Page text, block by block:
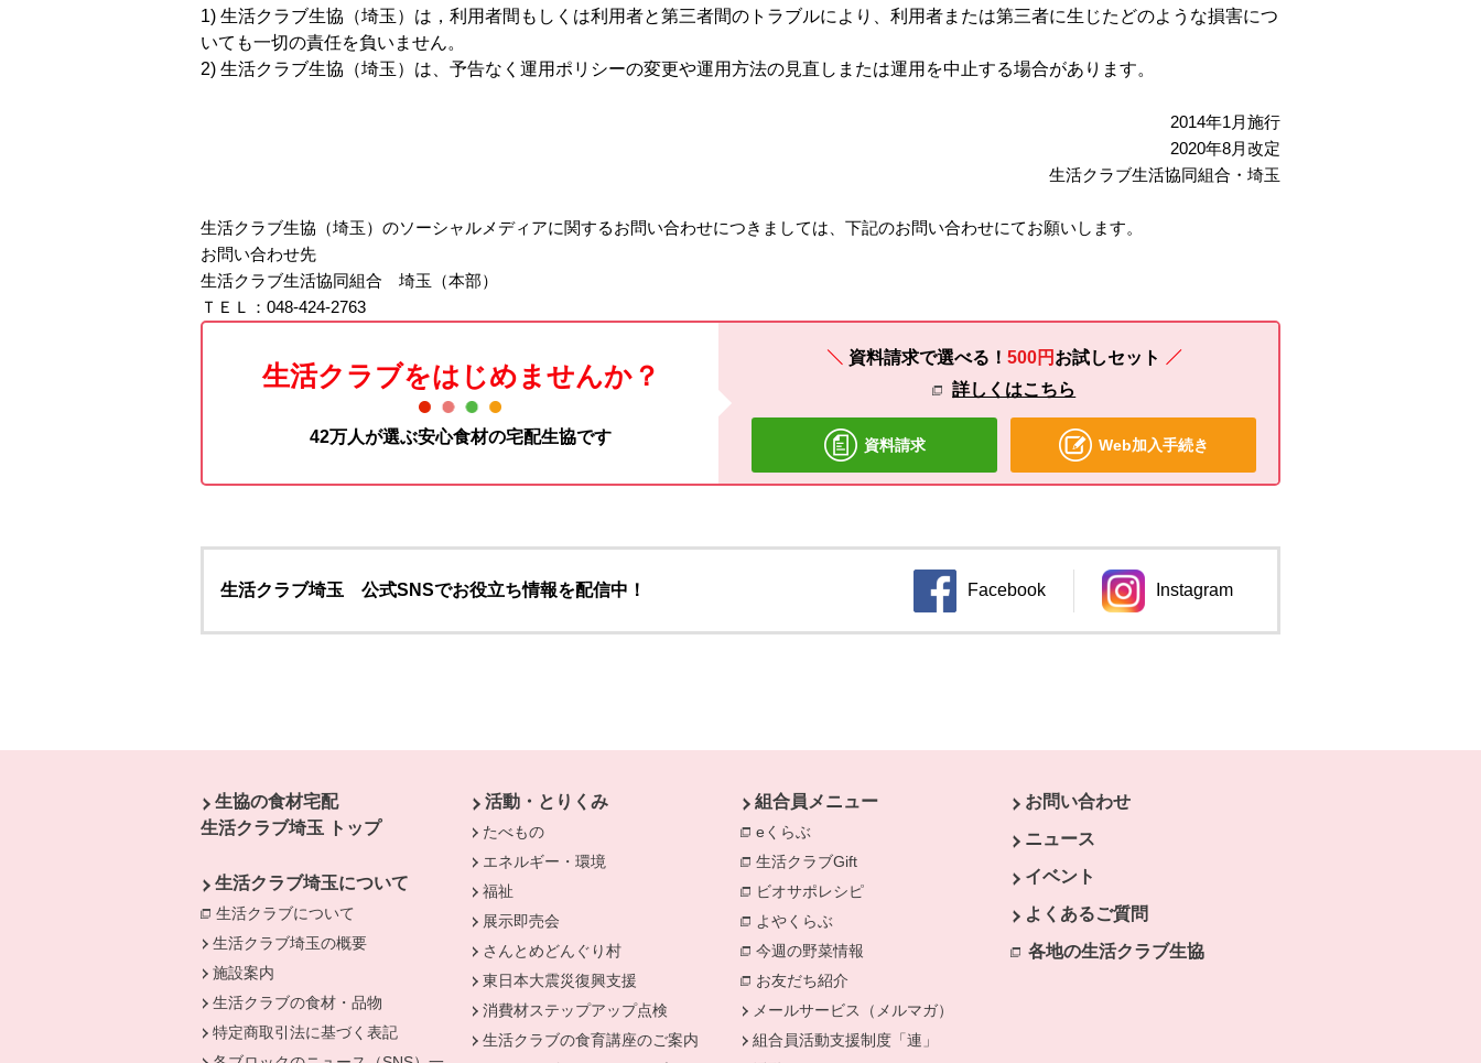
1) 生活クラブ生協（埼玉）は，利用者間もしくは利用者と第三者間のトラブルにより、利用者または第三者に生じたどのような損害につ
いても一切の責任を負いません。
2) 生活クラブ生協（埼玉）は、予告なく運用ポリシーの変更や運用方法の見直しまたは運用を中止する場合があります。
2014年1月施行
2020年8月改定
生活クラブ生活協同組合・埼玉
生活クラブ生協（埼玉）のソーシャルメディアに関するお問い合わせにつきましては、下記のお問い合わせにてお願いします。
お問い合わせ先
生活クラブ生活協同組合 埼玉（本部）
ＴＥＬ：048-424-2763
生活クラブをはじめませんか？
42万人が選ぶ安心食材の宅配生協です
資料請求で選べる！ 500円 お試しセット
詳しくはこちら
資料請求 Web加入手続き
生活クラブ埼玉 公式SNSでお役立ち情報を配信中！ Facebook
別のウィンドウで開きます。
Instagram
別のウィンドウで開きます。
生協の食材宅配
生活クラブ埼玉 トップ
生活クラブ埼玉について
生活クラブについて
別のウィンドウで開きます。
生活クラブ埼玉の概要
施設案内
生活クラブの食材・品物
特定商取引法に基づく表記
活動・とりくみ
たべもの
エネルギー・環境
福祉
展示即売会
さんとめどんぐり村
東日本大震災復興支援
消費材ステップアップ点検
生活クラブの食育講座のご案内
組合員メニュー
eくらぶ
生活クラブGift
別のウィンドウで開きます。
ビオサポレシピ 別のウィンドウで開きます。
よやくらぶ 別のウィンドウで開きます。
今週の野菜情報 別のウィンドウで開きます。
お友だち紹介
メールサービス（メルマガ）
組合員活動支援制度「連」
お問い合わせ
ニュース
イベント
よくあるご質問
各地の生活クラブ生協